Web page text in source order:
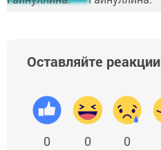
Оставляйте реакции
0 0 0